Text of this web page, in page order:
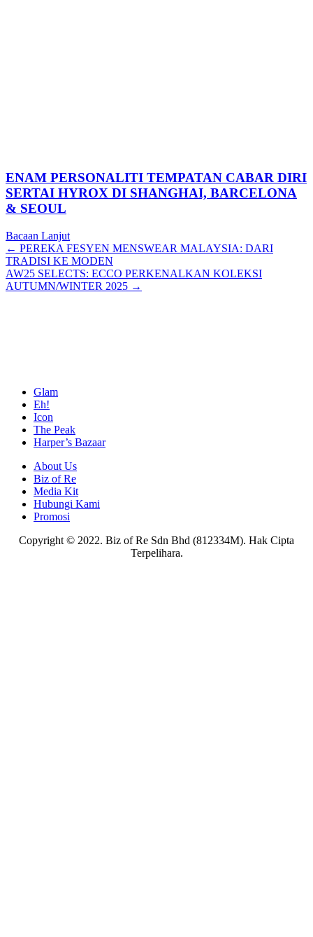
ENAM PERSONALITI TEMPATAN CABAR DIRI
SERTAI HYROX DI SHANGHAI, BARCELONA
& SEOUL
Bacaan Lanjut
Posts
navigation
← PEREKA FESYEN MENSWEAR MALAYSIA: DARI
TRADISI KE MODEN
AW25 SELECTS: ECCO PERKENALKAN KOLEKSI
AUTUMN/WINTER 2025 →
Glam
Eh!
Icon
The Peak
Harper’s Bazaar
About Us
Biz of Re
Media Kit
Hubungi Kami
Promosi
Copyright © 2022. Biz of Re Sdn Bhd (812334M). Hak Cipta
Terpelihara.